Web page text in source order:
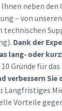
neben den
– von
technischen
Dank der
lang- oder
Gründe für
verbessern Sie
Langfristiges
Vorteile